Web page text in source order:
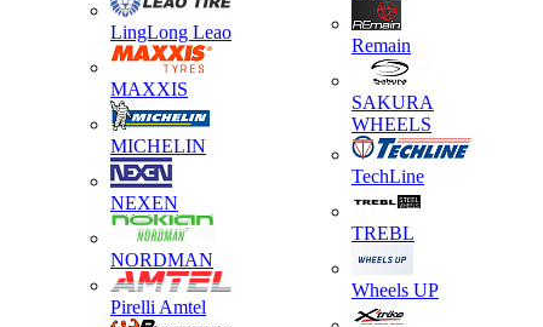
LingLong Leao
MAXXIS
MICHELIN
NEXEN
NORDMAN
Pirelli Amtel
Remain
SAKURA
WHEELS
TechLine
TREBL
Wheels UP